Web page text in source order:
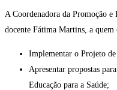
A Coordenadora da Promoção e
docente Fátima Martins, a quem
Implementar o Projeto
Apresentar propostas
Educação para a Saúde;